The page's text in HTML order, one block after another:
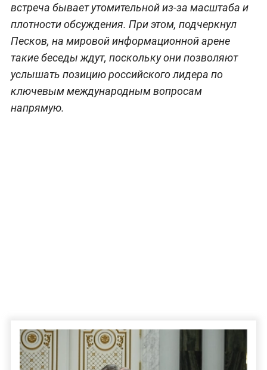
встреча бывает утомительной из-за масштаба и
плотности обсуждения. При этом, подчеркнул
Песков, на мировой информационной арене
такие беседы ждут, поскольку они позволяют
услышать позицию российского лидера по
ключевым международным вопросам
напрямую.